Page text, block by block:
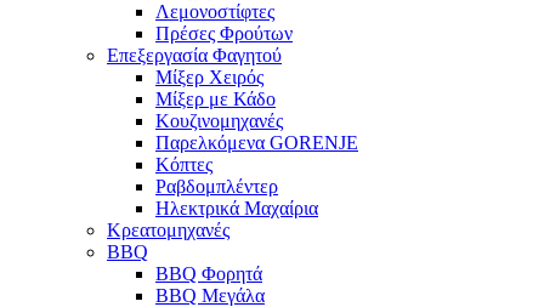
Λεμονοστίφτες
Πρέσες Φρούτων
Επεξεργασία Φαγητού
Μίξερ Χειρός
Μίξερ με Κάδο
Κουζινομηχανές
Παρελκόμενα GORENJE
Κόπτες
Ραβδομπλέντερ
Ηλεκτρικά Μαχαίρια
Κρεατομηχανές
BBQ
BBQ Φορητά
BBQ Μεγάλα